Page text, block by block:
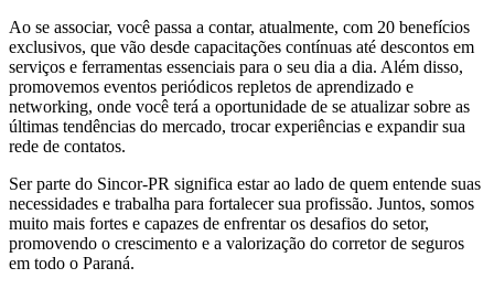
Ao se associar, você passa a contar, atualmente, com 20 benefícios
exclusivos, que vão desde capacitações contínuas até descontos em
serviços e ferramentas essenciais para o seu dia a dia. Além disso,
promovemos eventos periódicos repletos de aprendizado e
networking, onde você terá a oportunidade de se atualizar sobre as
últimas tendências do mercado, trocar experiências e expandir sua
rede de contatos.
Ser parte do Sincor-PR significa estar ao lado de quem entende suas
necessidades e trabalha para fortalecer sua profissão. Juntos, somos
muito mais fortes e capazes de enfrentar os desafios do setor,
promovendo o crescimento e a valorização do corretor de seguros
em todo o Paraná.